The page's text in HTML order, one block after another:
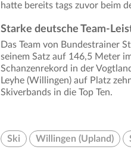
hatte bereits tags zuvor beim
Starke deutsche Team-
Das Team von Bundestrainer
seinem Satz auf 146,5 Meter
Schanzenrekord in der
Leyhe (Willingen) auf Platz
Skiverbands in die Top Ten.
Ski Willingen (Upland)